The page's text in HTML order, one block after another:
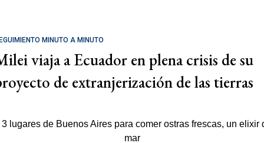
MINUTO A MINUTO
viaja a Ecuador en plena crisis de su
de extranjerización de las tierras